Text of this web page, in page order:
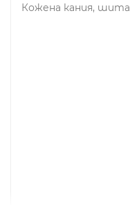
Кожена кания, шита